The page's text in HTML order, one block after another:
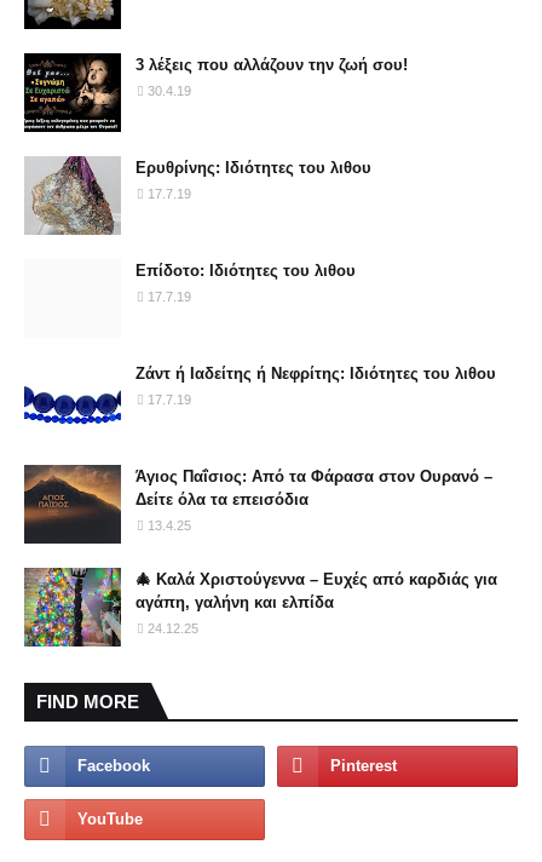
3 λέξεις που αλλάζουν την ζωή σου!
30.4.19
Ερυθρίνης: Ιδιότητες του λιθου
17.7.19
Επίδοτο: Ιδιότητες του λιθου
17.7.19
Ζάντ ή Ιαδείτης ή Νεφρίτης: Ιδιότητες του λιθου
17.7.19
Άγιος Παΐσιος: Από τα Φάρασα στον Ουρανό –
Δείτε όλα τα επεισόδια
13.4.25
🎄 Καλά Χριστούγεννα – Ευχές από καρδιάς για
αγάπη, γαλήνη και ελπίδα
24.12.25
FIND MORE